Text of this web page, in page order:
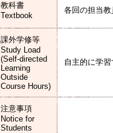
教科書
Textbook
各回の担当教
課外学修等
Study Load
(Self-directed
Learning
Outside
Course Hours)
自主的に学
注意事項
Notice for
Students